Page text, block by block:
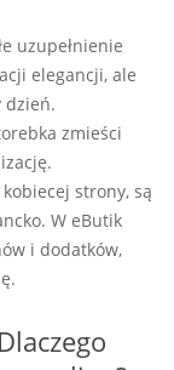
uzupełnienie
elegancji, ale
dzień.
zmieści
strony, są
W eButik
i dodatków,